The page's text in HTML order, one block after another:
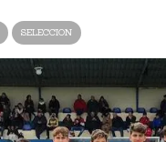
SELECCION